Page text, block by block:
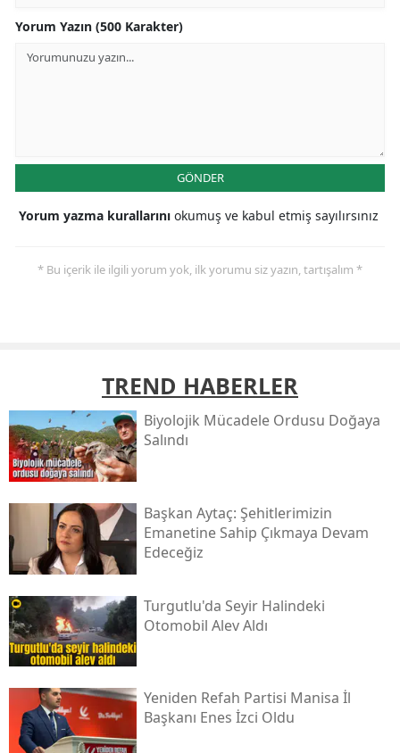
Yorum Yazın (500 Karakter)
GÖNDER
Yorum yazma kurallarını okumuş ve kabul etmiş sayılırsınız
* Bu içerik ile ilgili yorum yok, ilk yorumu siz yazın, tartışalım *
TREND HABERLER
Biyolojik Mücadele Ordusu Doğaya
Salındı
Başkan Aytaç: Şehitlerimizin
Emanetine Sahip Çıkmaya Devam
Edeceğiz
Turgutlu'da Seyir Halindeki
Otomobil Alev Aldı
Yeniden Refah Partisi Manisa İl
Başkanı Enes İzci Oldu